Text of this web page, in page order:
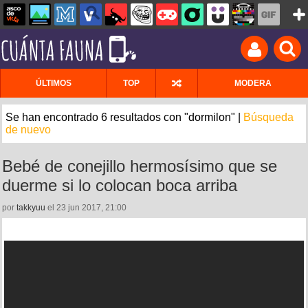
ÚLTIMOS TOP MODERA
Se han encontrado 6 resultados con "dormilon" |
Búsqueda
de nuevo
Bebé de conejillo hermosísimo que se
duerme si lo colocan boca arriba
por takkyuu el 23 jun 2017, 21:00